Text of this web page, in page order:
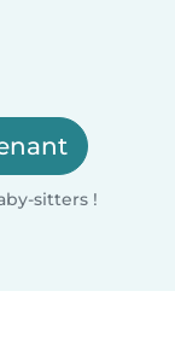
sitters !